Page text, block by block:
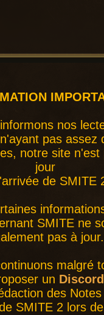
nos
pas assez
notre site n'est
jour
de SMITE
SMITE ne
pas à jour.
malgré
un Discord
des Notes
SMITE 2 lors